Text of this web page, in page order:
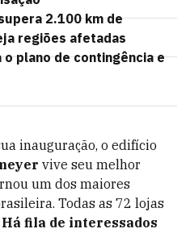
2.100 km de
regiões afetadas
o plano de contingência e
inauguração, o edifício
vive seu melhor
um dos maiores
Todas as 72 lojas
Há fila de interessados